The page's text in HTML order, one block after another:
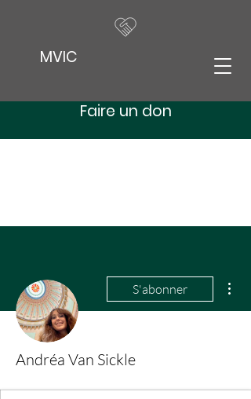
MVIC
Faire un don
S'abonner
Andréa Van Sickle